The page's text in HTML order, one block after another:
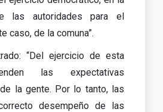
las autoridades para el
caso, de la comuna”.
“Del ejercicio de esta
las expectativas
la gente. Por lo tanto, las
desempeño de las